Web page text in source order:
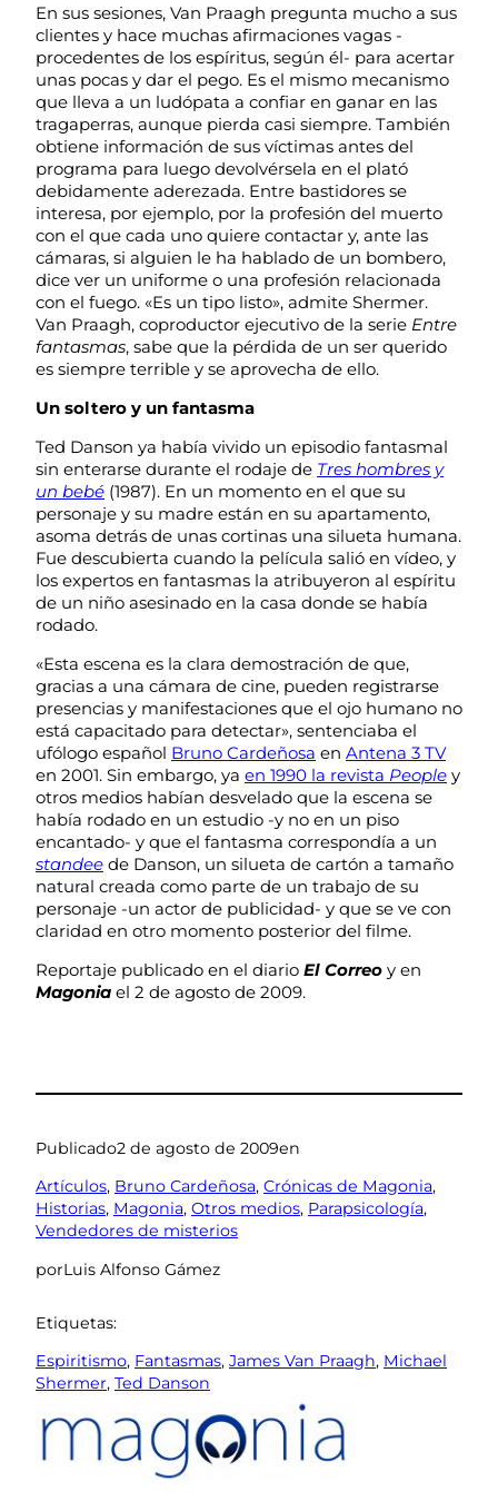
En sus sesiones, Van Praagh pregunta mucho a sus
clientes y hace muchas afirmaciones vagas -
procedentes de los espíritus, según él- para acertar
unas pocas y dar el pego. Es el mismo mecanismo
que lleva a un ludópata a confiar en ganar en las
tragaperras, aunque pierda casi siempre. También
obtiene información de sus víctimas antes del
programa para luego devolvérsela en el plató
debidamente aderezada. Entre bastidores se
interesa, por ejemplo, por la profesión del muerto
con el que cada uno quiere contactar y, ante las
cámaras, si alguien le ha hablado de un bombero,
dice ver un uniforme o una profesión relacionada
con el fuego. «Es un tipo listo», admite Shermer.
Van Praagh, coproductor ejecutivo de la serie Entre
fantasmas, sabe que la pérdida de un ser querido
es siempre terrible y se aprovecha de ello.
Un soltero y un fantasma
Ted Danson ya había vivido un episodio fantasmal
sin enterarse durante el rodaje de Tres hombres y
un bebé (1987). En un momento en el que su
personaje y su madre están en su apartamento,
asoma detrás de unas cortinas una silueta humana.
Fue descubierta cuando la película salió en vídeo, y
los expertos en fantasmas la atribuyeron al espíritu
de un niño asesinado en la casa donde se había
rodado.
«Esta escena es la clara demostración de que,
gracias a una cámara de cine, pueden registrarse
presencias y manifestaciones que el ojo humano no
está capacitado para detectar», sentenciaba el
ufólogo español Bruno Cardeñosa en Antena 3 TV
en 2001. Sin embargo, ya en 1990 la revista People y
otros medios habían desvelado que la escena se
había rodado en un estudio -y no en un piso
encantado- y que el fantasma correspondía a un
standee de Danson, un silueta de cartón a tamaño
natural creada como parte de un trabajo de su
personaje -un actor de publicidad- y que se ve con
claridad en otro momento posterior del filme.
Reportaje publicado en el diario El Correo y en
Magonia el 2 de agosto de 2009.
Publicado2 de agosto de 2009en
Artículos, Bruno Cardeñosa, Crónicas de Magonia
Historias, Magonia, Otros medios, Parapsicología
Vendedores de misterios
porLuis Alfonso Gámez
Etiquetas:
Espiritismo, Fantasmas, James Van Praagh, Michael
Shermer, Ted Danson